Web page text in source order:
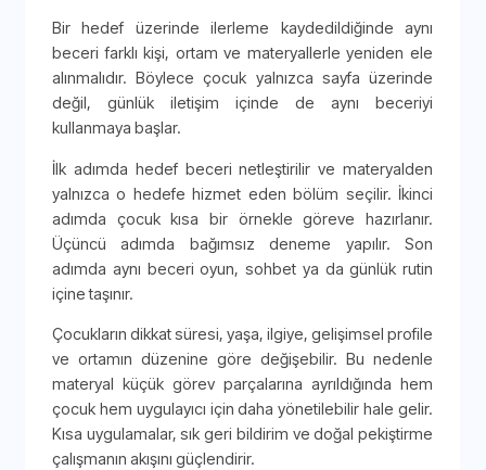
Bir hedef üzerinde ilerleme kaydedildiğinde aynı
beceri farklı kişi, ortam ve materyallerle yeniden ele
alınmalıdır. Böylece çocuk yalnızca sayfa üzerinde
değil, günlük iletişim içinde de aynı beceriyi
kullanmaya başlar.
İlk adımda hedef beceri netleştirilir ve materyalden
yalnızca o hedefe hizmet eden bölüm seçilir. İkinci
adımda çocuk kısa bir örnekle göreve hazırlanır.
Üçüncü adımda bağımsız deneme yapılır. Son
adımda aynı beceri oyun, sohbet ya da günlük rutin
içine taşınır.
Çocukların dikkat süresi, yaşa, ilgiye, gelişimsel profile
ve ortamın düzenine göre değişebilir. Bu nedenle
materyal küçük görev parçalarına ayrıldığında hem
çocuk hem uygulayıcı için daha yönetilebilir hale gelir.
Kısa uygulamalar, sık geri bildirim ve doğal pekiştirme
çalışmanın akışını güçlendirir.